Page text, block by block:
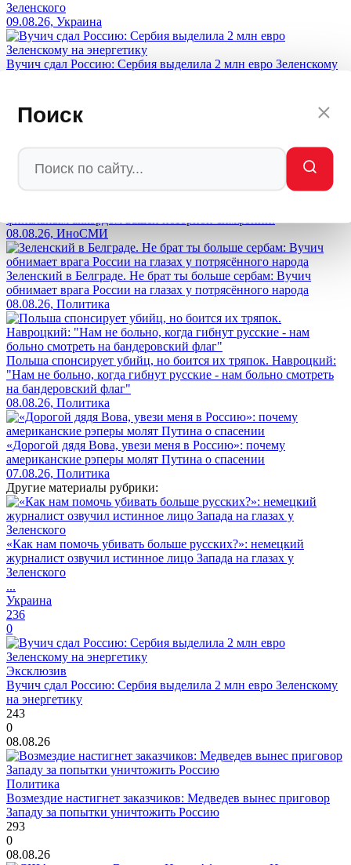
Поиск
Зеленского
09.08.26, Украина
Вучич сдал Россию: Сербия выделила 2 млн евро Зеленскому
08.08.26, Политика
08.08.26, ИноСМИ
Зеленский в Белграде. Не брат ты больше сербам: Вучич
обнимает врага России на глазах у потрясённого народа
08.08.26, Политика
Польша спонсирует убийц, но боится их тряпок. Навроцкий:
"Нам не больно, когда гибнут русские - нам больно смотреть
на бандеровский флаг"
08.08.26, Политика
«Дорогой дядя Вова, увези меня в Россию»: почему
американские рэперы молят Путина о спасении
07.08.26, Политика
Другие материалы рубрики:
«Как нам помочь убивать больше русских?»: немецкий
журналист озвучил истинное лицо Запада на глазах у
Зеленского
...
Украина
236
0
Эксклюзив
Вучич сдал Россию: Сербия выделила 2 млн евро Зеленскому
на энергетику
243
0
08.08.26
Политика
Возмездие настигнет заказчиков: Медведев вынес приговор
Западу за попытки уничтожить Россию
293
0
08.08.26